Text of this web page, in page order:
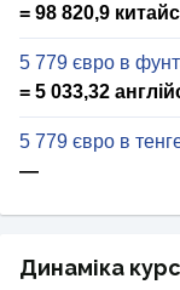
= 98 820,9
5 779 євро в
= 5 033,32
5 779 євро в
—
Динаміка